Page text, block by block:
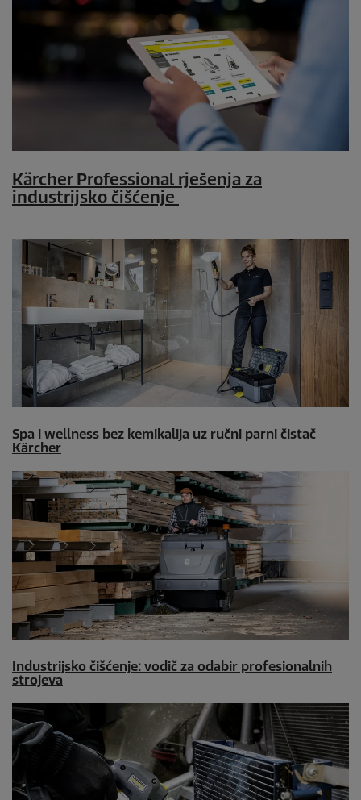
Kärcher Professional rješenja za
industrijsko čišćenje
Spa i wellness bez kemikalija uz ručni parni čistač
Kärcher
Industrijsko čišćenje: vodič za odabir profesionalnih
strojeva